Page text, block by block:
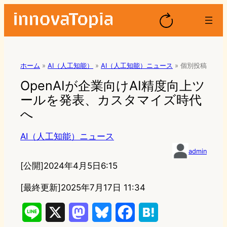
ホーム » AI（人工知能） » AI（人工知能）ニュース » 個別投稿
OpenAIが企業向けAI精度向上ツ
ールを発表、カスタマイズ時代
へ
AI（人工知能）ニュース
admin
[公開]2024年4月5日6:15
[最終更新]2025年7月17日 11:34